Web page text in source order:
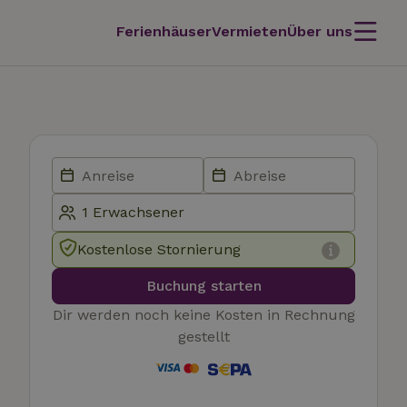
FerienhäuserVermietenÜber uns
Kostenlose Stornierung
Buchung starten
Dir werden noch keine Kosten in Rechnung
gestellt